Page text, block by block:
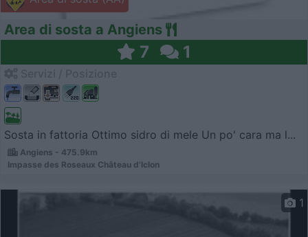
Area di sosta a Angiens
7 1
Sosta in fattoria Ottimo sidro di mele Un po' cara ma l...
Angiens - 475.9km
Impasse des Roseaux Château d'Iclon
1